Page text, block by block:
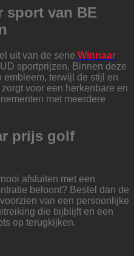
sport van BE
uit van de serie Winnaar
sportprijzen. Binnen deze
embleem, terwijl de stijl en
voor een herkenbare en
met meerdere
prijs golf
afsluiten met een
beloont? Bestel dan de
van een persoonlijke
die bijblijft en een
op terugkijken.